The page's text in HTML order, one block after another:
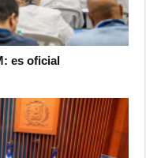
es oficial